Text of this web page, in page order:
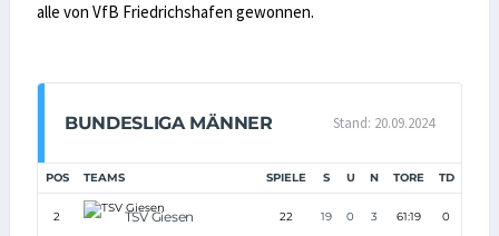
alle von VfB Friedrichshafen gewonnen.
BUNDESLIGA MÄNNER Stand: 20.09.2024
POS TEAMS SPIELE S U N TORE TD
2 TSV Giesen 22 19 0 3 61:19 0